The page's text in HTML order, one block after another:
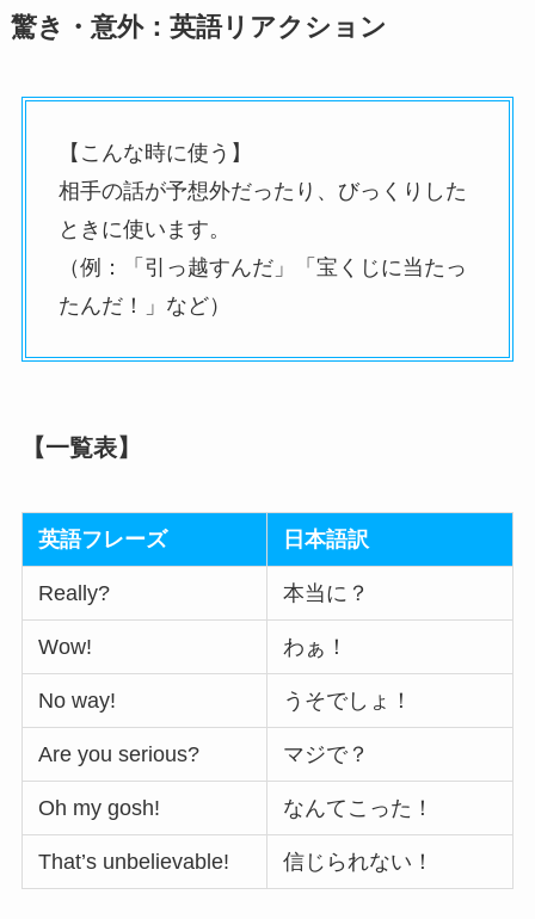
驚き・意外：英語リアクション
【こんな時に使う】
相手の話が予想外だったり、びっくりした
ときに使います。
（例：「引っ越すんだ」「宝くじに当たっ
たんだ！」など）
【一覧表】
英語フレーズ 日本語訳
Really? 本当に？
Wow! わぁ！
No way! うそでしょ！
Are you serious? マジで？
Oh my gosh! なんてこった！
That’s unbelievable! 信じられない！